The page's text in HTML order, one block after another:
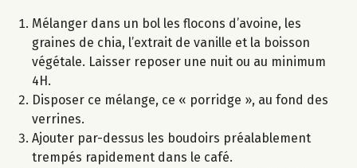
Mélanger dans un bol les flocons d’avoine, les
graines de chia, l’extrait de vanille et la boisson
végétale. Laisser reposer une nuit ou au minimum
4H.
Disposer ce mélange, ce « porridge », au fond des
verrines.
Ajouter par-dessus les boudoirs préalablement
trempés rapidement dans le café.